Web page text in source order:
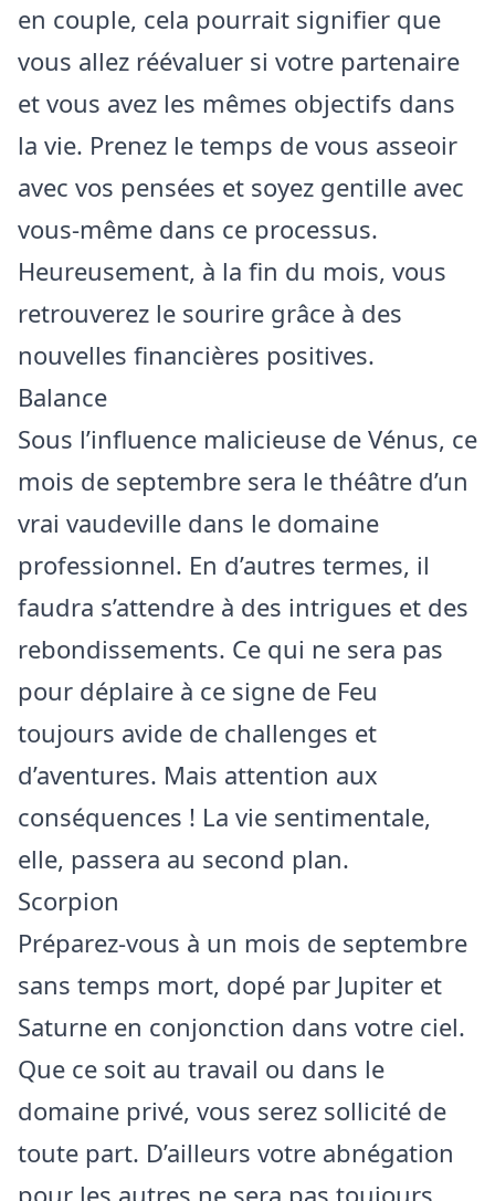
en couple, cela pourrait signifier que
vous allez réévaluer si votre partenaire
et vous avez les mêmes objectifs dans
la vie. Prenez le temps de vous asseoir
avec vos pensées et soyez gentille avec
vous-même dans ce processus.
Heureusement, à la fin du mois, vous
retrouverez le sourire grâce à des
nouvelles financières positives.
Balance
Sous l’influence malicieuse de Vénus, ce
mois de septembre sera le théâtre d’un
vrai vaudeville dans le domaine
professionnel. En d’autres termes, il
faudra s’attendre à des intrigues et des
rebondissements. Ce qui ne sera pas
pour déplaire à ce signe de Feu
toujours avide de challenges et
d’aventures. Mais attention aux
conséquences ! La vie sentimentale,
elle, passera au second plan.
Scorpion
Préparez-vous à un mois de septembre
sans temps mort, dopé par Jupiter et
Saturne en conjonction dans votre ciel.
Que ce soit au travail ou dans le
domaine privé, vous serez sollicité de
toute part. D’ailleurs votre abnégation
pour les autres ne sera pas toujours